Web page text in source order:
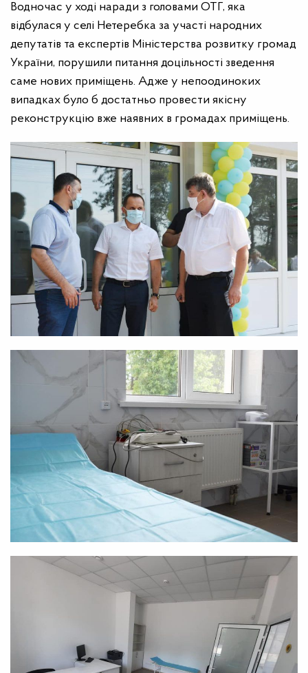
Водночас у ході наради з головами ОТГ, яка
відбулася у селі Нетеребка за участі народних
депутатів та експертів Міністерства розвитку громад
України, порушили питання доцільності зведення
саме нових приміщень. Адже у непоодиноких
випадках було б достатньо провести якісну
реконструкцію вже наявних в громадах приміщень.